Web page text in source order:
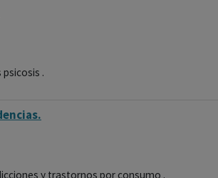
.
y trastornos por consumo .